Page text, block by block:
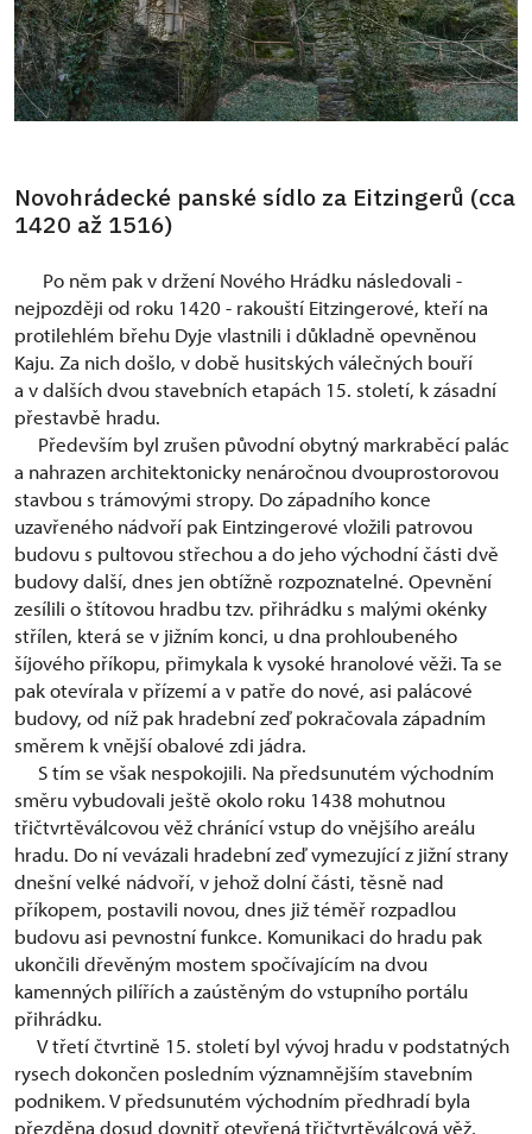
Novohrádecké panské sídlo za Eitzingerů (cca
1420 až 1516)
Po něm pak v držení Nového Hrádku následovali -
nejpozději od roku 1420 - rakouští Eitzingerové, kteří na
protilehlém břehu Dyje vlastnili i důkladně opevněnou
Kaju. Za nich došlo, v době husitských válečných bouří
a v dalších dvou stavebních etapách 15. století, k zásadní
přestavbě hradu.
Především byl zrušen původní obytný markraběcí palác
a nahrazen architektonicky nenáročnou dvouprostorovou
stavbou s trámovými stropy. Do západního konce
uzavřeného nádvoří pak Eintzingerové vložili patrovou
budovu s pultovou střechou a do jeho východní části dvě
budovy další, dnes jen obtížně rozpoznatelné. Opevnění
zesílili o štítovou hradbu tzv. přihrádku s malými okénky
střílen, která se v jižním konci, u dna prohloubeného
šíjového příkopu, přimykala k vysoké hranolové věži. Ta se
pak otevírala v přízemí a v patře do nové, asi palácové
budovy, od níž pak hradební zeď pokračovala západním
směrem k vnější obalové zdi jádra.
S tím se však nespokojili. Na předsunutém východním
směru vybudovali ještě okolo roku 1438 mohutnou
třičtvrtěválcovou věž chránící vstup do vnějšího areálu
hradu. Do ní vevázali hradební zeď vymezující z jižní strany
dnešní velké nádvoří, v jehož dolní části, těsně nad
příkopem, postavili novou, dnes již téměř rozpadlou
budovu asi pevnostní funkce. Komunikaci do hradu pak
ukončili dřevěným mostem spočívajícím na dvou
kamenných pilířích a zaústěným do vstupního portálu
přihrádku.
V třetí čtvrtině 15. století byl vývoj hradu v podstatných
rysech dokončen posledním významnějším stavebním
podnikem. V předsunutém východním předhradí byla
přezděna dosud dovnitř otevřená třičtvrtěválcová věž,